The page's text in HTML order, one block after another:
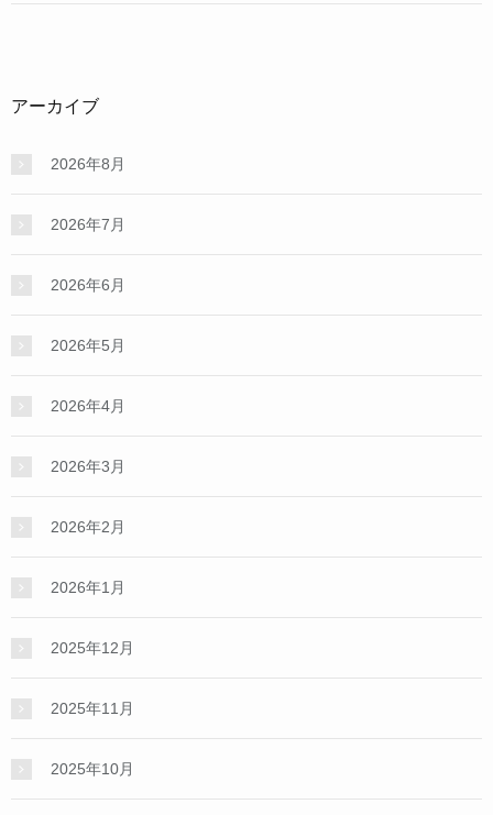
アーカイブ
2026年8月
2026年7月
2026年6月
2026年5月
2026年4月
2026年3月
2026年2月
2026年1月
2025年12月
2025年11月
2025年10月